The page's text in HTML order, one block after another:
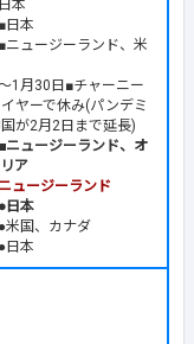
本
日本
ニュージーランド、米
1月30日■チャーニー
ヤーで休み(パンデミ
が2月2日まで延長)
ニュージーランド、オ
ア
ュージーランド
日本
米国、カナダ
日本